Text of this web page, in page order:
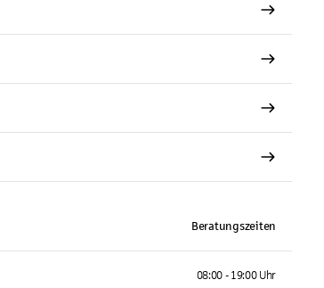
Beratungszeiten
08:00 - 19:00 Uhr